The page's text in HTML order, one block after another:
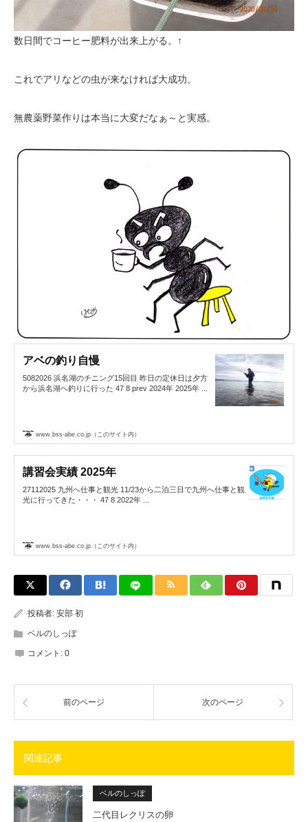
数日間でコーヒー肥料が出来上がる。↑
これでアリなどの虫が来なければ大成功。
無農薬野菜作りは本当に大変だなぁ～と実感。
アベの釣り自慢
5082026 浜名湖のチニング15回目 昨日の定休日は夕方
から浜名湖へ釣りに行った 47 8 prev 2024年 2025年 ...
www.bss-abe.co.jp（このサイト内）
講習会実績 2025年
27112025 九州へ仕事と観光 11/23から二泊三日で九州へ仕事と観
光に行ってきた・・・ 47 8 2022年 ...
www.bss-abe.co.jp（このサイト内）
投稿者: 安部 初
ベルのしっぽ
コメント: 0
前のページ 次のページ
関連記事
ベルのしっぽ
二代目レクリスの卵